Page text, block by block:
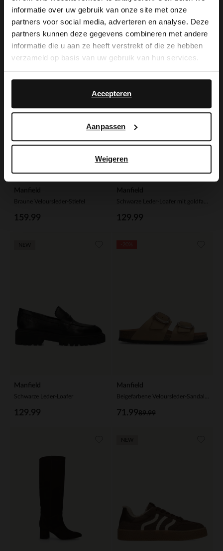
informatie over uw gebruik van onze site met onze
partners voor social media, adverteren en analyse. Deze
partners kunnen deze gegevens combineren met andere
informatie die u aan ze heeft verstrekt of die ze hebben
verzameld op basis van uw gebruik van hun services.
Accepteren
Aanpassen
Weigeren
129.99 129.99
Manfield
Braune Veloursleder-Stiefel
159.99
Manfield
129.99
Manfield
Schwarze Leder-Loafer
129.99
Manfield
89.99
71.99
View this website in English?
It looks like your language isn't Dutch. Would
you like to switch to English?
English